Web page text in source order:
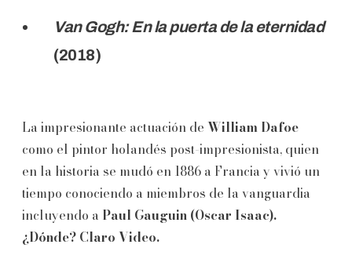
Van Gogh: En la puerta de la eternidad
(2018)
La impresionante actuación de William Dafoe
como el pintor holandés post-impresionista, quien
en la historia se mudó en 1886 a Francia y vivió un
tiempo conociendo a miembros de la vanguardia
incluyendo a Paul Gauguin (Oscar Isaac).
¿Dónde? Claro Video.